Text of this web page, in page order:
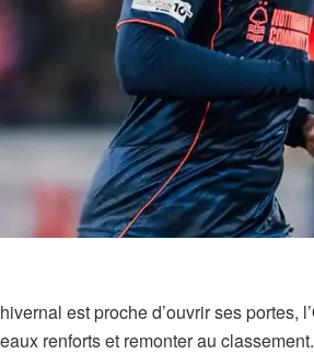
est proche d’ouvrir ses portes,
renforts et remonter au classement.